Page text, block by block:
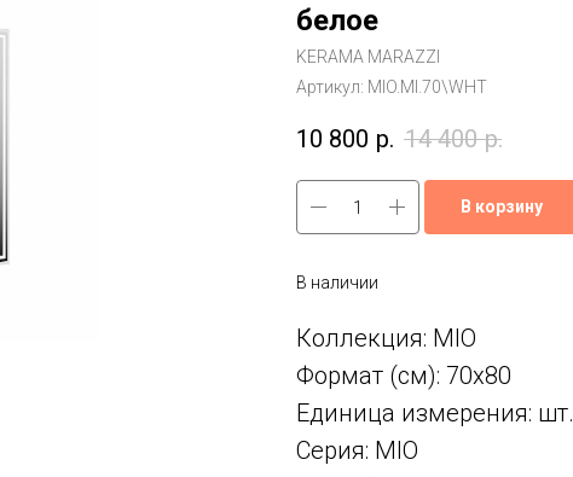
белое
KERAMA MARAZZI
Артикул: MIO.MI.70\WHT
10 800 р. 14 400 р.
В корзину
В наличии
Коллекция: MIO
Формат (см): 70x80
Единица измерения: шт.
Серия: MIO